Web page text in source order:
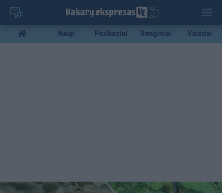
Pereiti
pagrindinį
turinį
Mobile
menu
Nauji Podkastai Renginiai Vaizdai